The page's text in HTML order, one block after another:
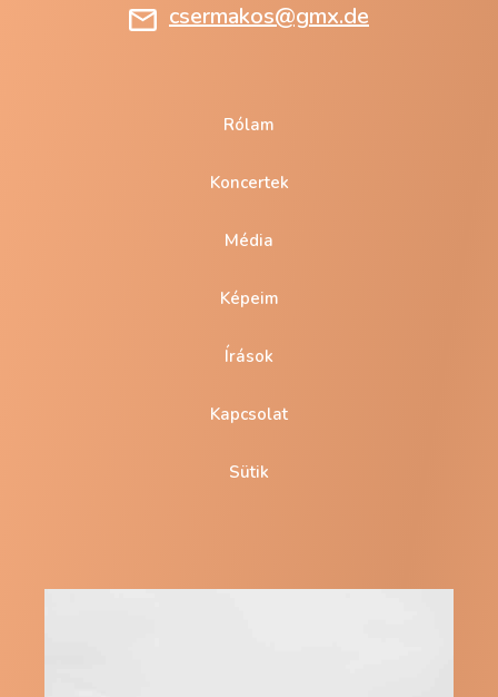
csermakos@gmx.de
Rólam
Koncertek
Média
Képeim
Írások
Kapcsolat
Sütik